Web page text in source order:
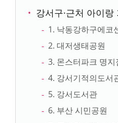
강서구·근처 아이
1. 낙동강하구에코
2. 대저생태공원
3. 몬스터파크 명지
4. 강서기적의도서
5. 강서도서관
6. 부산 시민공원